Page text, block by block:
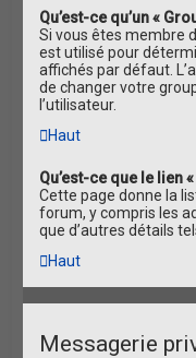
Qu’est-ce qu’un «
Si vous êtes membre
est utilisé pour
affichés par défaut.
de changer votre
l’utilisateur.
Haut
Qu’est-ce que le lien
Cette page donne la
forum, y compris les
que d’autres détails
Haut
Messagerie